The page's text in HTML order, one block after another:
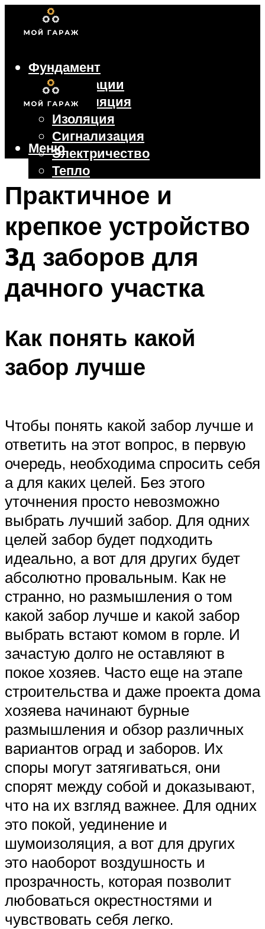
Фундамент
Коммуникации
Вентиляция
Изоляция
Сигнализация
Электричество
Тепло
Крыша
Ворота
Меню
Практичное и
крепкое устройство
3д заборов для
дачного участка
Как понять какой
забор лучше
Чтобы понять какой забор лучше и
ответить на этот вопрос, в первую
очередь, необходима спросить себя
а для каких целей. Без этого
уточнения просто невозможно
выбрать лучший забор. Для одних
целей забор будет подходить
идеально, а вот для других будет
абсолютно провальным. Как не
странно, но размышления о том
какой забор лучше и какой забор
выбрать встают комом в горле. И
зачастую долго не оставляют в
покое хозяев. Часто еще на этапе
строительства и даже проекта дома
хозяева начинают бурные
размышления и обзор различных
вариантов оград и заборов. Их
споры могут затягиваться, они
спорят между собой и доказывают,
что на их взгляд важнее. Для одних
это покой, уединение и
шумоизоляция, а вот для других
это наоборот воздушность и
прозрачность, которая позволит
любоваться окрестностями и
чувствовать себя легко.